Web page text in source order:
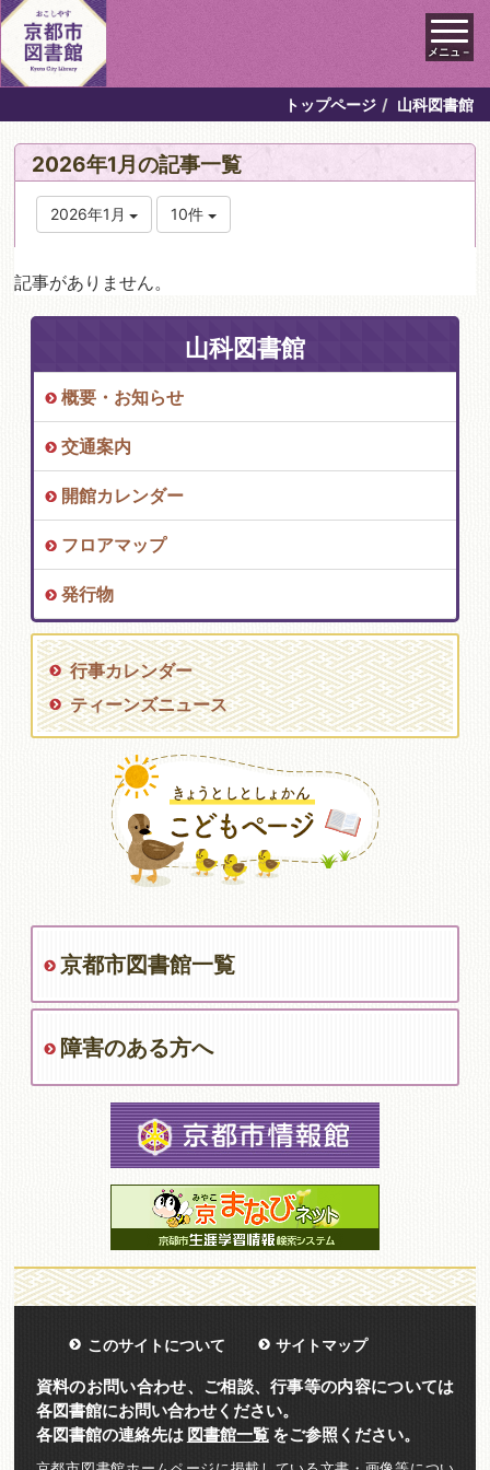
メニュ－
トップページ 山科図書館
2026年1月の記事一覧
2026年1月 10件
記事がありません。
山科図書館
概要・お知らせ
交通案内
開館カレンダー
フロアマップ
発行物
行事カレンダー
ティーンズニュース
京都市図書館一覧
障害のある方へ
このサイトについて サイトマップ
資料のお問い合わせ、ご相談、行事等の内容については
各図書館にお問い合わせください。
各図書館の連絡先は 図書館一覧をご参照ください。